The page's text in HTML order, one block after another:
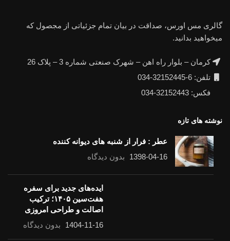
گالری مس اورس، صداقت در بیان تمام جزئیاتی از مجصول که
میخواهید بدانید.
کرمان – بلوار راه اهن – شهرک صنعتی شماره 3 – پلاک 26
تلفن: 6-32152445-034
فکس: 32152443-034
نوشته های تازه
عطر : فرار از شنبه های دیوانه کننده
1398-04-16
بدون دیدگاه
ایده‌های جدید برای سفره
هفت‌سین ۱۴۰۵؛ ترکیب
اصالت و طراحی امروزی
1404-11-16
بدون دیدگاه